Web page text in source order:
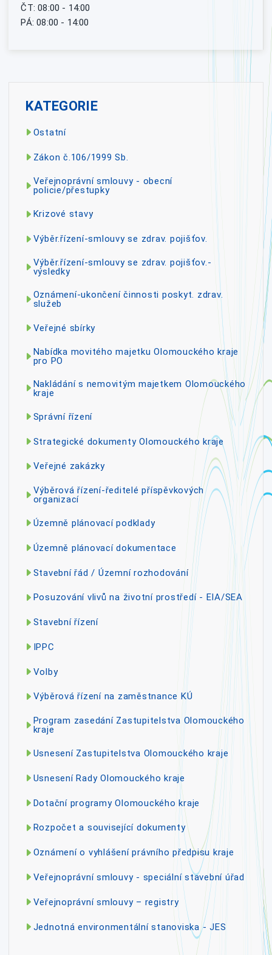
ČT: 08:00 - 14:00
PÁ: 08:00 - 14:00
KATEGORIE
Ostatní
Zákon č.106/1999 Sb.
Veřejnoprávní smlouvy - obecní
policie/přestupky
Krizové stavy
Výběr.řízení-smlouvy se zdrav. pojišťov.
Výběr.řízení-smlouvy se zdrav. pojišťov.-
výsledky
Oznámení-ukončení činnosti poskyt. zdrav.
služeb
Veřejné sbírky
Nabídka movitého majetku Olomouckého kraje
pro PO
Nakládání s nemovitým majetkem Olomouckého
kraje
Správní řízení
Strategické dokumenty Olomouckého kraje
Veřejné zakázky
Výběrová řízení-ředitelé příspěvkových
organizací
Územně plánovací podklady
Územně plánovací dokumentace
Stavební řád / Územní rozhodování
Posuzování vlivů na životní prostředí - EIA/SEA
Stavební řízení
IPPC
Volby
Výběrová řízení na zaměstnance KÚ
Program zasedání Zastupitelstva Olomouckého
kraje
Usnesení Zastupitelstva Olomouckého kraje
Usnesení Rady Olomouckého kraje
Dotační programy Olomouckého kraje
Rozpočet a související dokumenty
Oznámení o vyhlášení právního předpisu kraje
Veřejnoprávní smlouvy - speciální stavební úřad
Veřejnoprávní smlouvy – registry
Jednotná environmentální stanoviska - JES